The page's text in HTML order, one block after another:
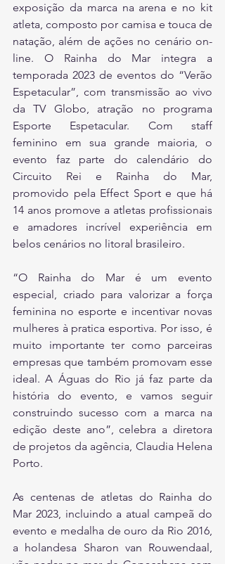
exposição da marca na arena e no kit
atleta, composto por camisa e touca de
natação, além de ações no cenário on-
line. O Rainha do Mar integra a
temporada 2023 de eventos do “Verão
Espetacular”, com transmissão ao vivo
da TV Globo, atração no programa
Esporte Espetacular. Com staff
feminino em sua grande maioria, o
evento faz parte do calendário do
Circuito Rei e Rainha do Mar,
promovido pela Effect Sport e que há
14 anos promove a atletas profissionais
e amadores incrível experiência em
belos cenários no litoral brasileiro.
“O Rainha do Mar é um evento
especial, criado para valorizar a força
feminina no esporte e incentivar novas
mulheres à pratica esportiva. Por isso, é
muito importante ter como parceiras
empresas que também promovam esse
ideal. A Águas do Rio já faz parte da
história do evento, e vamos seguir
construindo sucesso com a marca na
edição deste ano”, celebra a diretora
de projetos da agência, Claudia Helena
Porto.
As centenas de atletas do Rainha do
Mar 2023, incluindo a atual campeã do
evento e medalha de ouro da Rio 2016,
a holandesa Sharon van Rouwendaal,